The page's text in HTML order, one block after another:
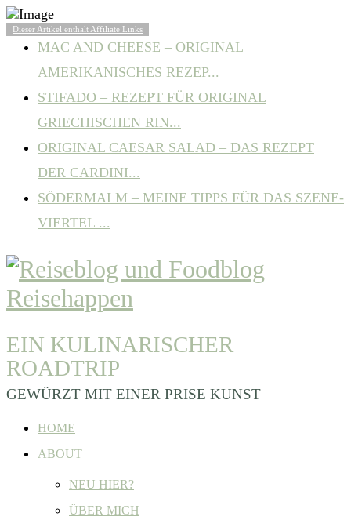
BELIEBTE ARTIKEL
MAC AND CHEESE – ORIGINAL
AMERIKANISCHES REZEP...
STIFADO – REZEPT FÜR ORIGINAL
GRIECHISCHEN RIN...
ORIGINAL CAESAR SALAD – DAS REZEPT
DER CARDINI...
SÖDERMALM – MEINE TIPPS FÜR DAS SZENE-
VIERTEL ...
EIN KULINARISCHER
ROADTRIP
GEWÜRZT MIT EINER PRISE KUNST
HOME
ABOUT
NEU HIER?
ÜBER MICH
Dieser Artikel enthält Affiliate Links